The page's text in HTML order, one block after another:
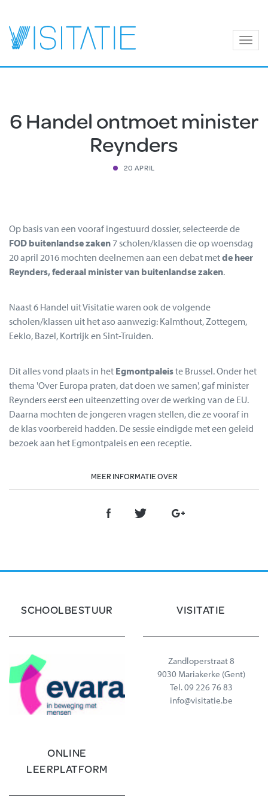
6 Handel ontmoet minister
Reynders
20 APRIL
Op basis van een vooraf ingestuurd dossier, selecteerde de
FOD buitenlandse zaken 7 scholen/klassen die op woensdag
20 april 2016 mochten deelnemen aan een debat metde heer
Reynders, federaal minister van buitenlandse zaken.
Naast 6 Handel uit Visitatie waren ook de volgende
scholen/klassen uit het aso aanwezig: Kalmthout, Zottegem,
Eeklo, Bazel, Kortrijk en Sint-Truiden.
Dit alles vond plaats in het Egmontpaleiste Brussel. Onder het
thema 'Over Europa praten, dat doen we samen', gaf minister
Reynders eerst een uiteenzetting over de werking van de EU.
Daarna mochten de jongeren vragen stellen, die ze vooraf in
de klas voorbereid hadden. De sessie eindigde met een geleid
bezoek aan het Egmontpaleis en een receptie.
MEER INFORMATIE OVER
SCHOOLBESTUUR
ONLINE
LEERPLATFORM
VISITATIE
Zandloperstraat 8
9030 Mariakerke (Gent)
Tel.09 226 76 83
info@visitatie.be